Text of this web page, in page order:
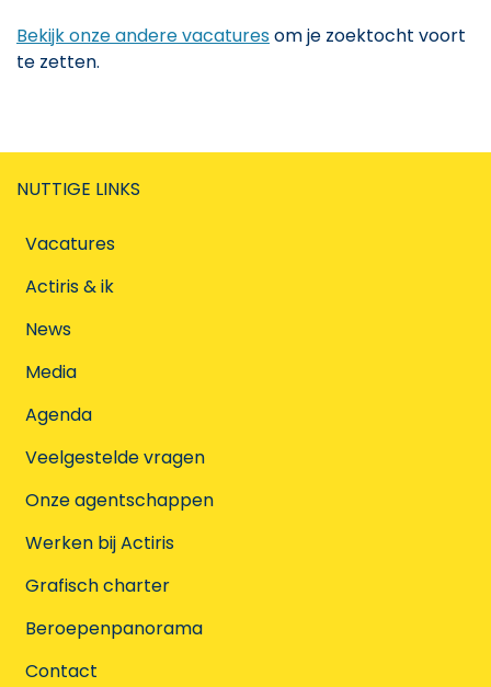
Bekijk onze andere vacaturesom je zoektocht voort
te zetten.
NUTTIGE LINKS
Vacatures
Actiris & ik
News
Media
Agenda
Veelgestelde vragen
Onze agentschappen
Werken bij Actiris
Grafisch charter
Beroepenpanorama
Contact